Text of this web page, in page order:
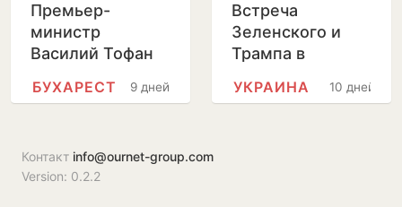
Премьер-
министр
Василий Тофан
официальный9 дней
БУХАРЕСТ
Встреча
Зеленского и
Трампа в
пройдет без10 дней
УКРАИНА
Контакт info@ournet-group.com
Version: 0.2.2